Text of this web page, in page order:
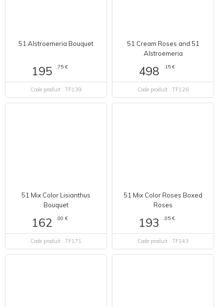
51 Alstroemeria Bouquet
195 ,75 €
Code produit : TF139
51 Cream Roses and 51
Alstroemeria
498 ,15 €
Code produit : TF126
51 Mix Color Lisianthus
Bouquet
162 ,00 €
Code produit : TF171
51 Mix Color Roses Boxed
Roses
193 ,05 €
Code produit : TF143